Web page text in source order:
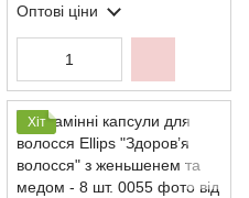
Оптові ціни
Хіт